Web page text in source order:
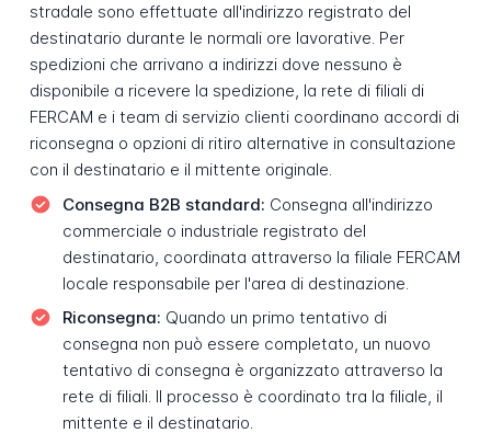
stradale sono effettuate all'indirizzo registrato del
destinatario durante le normali ore lavorative. Per
spedizioni che arrivano a indirizzi dove nessuno è
disponibile a ricevere la spedizione, la rete di filiali di
FERCAM e i team di servizio clienti coordinano accordi di
riconsegna o opzioni di ritiro alternative in consultazione
con il destinatario e il mittente originale.
Consegna B2B standard: Consegna all'indirizzo
commerciale o industriale registrato del
destinatario, coordinata attraverso la filiale FERCAM
locale responsabile per l'area di destinazione.
Riconsegna: Quando un primo tentativo di
consegna non può essere completato, un nuovo
tentativo di consegna è organizzato attraverso la
rete di filiali. Il processo è coordinato tra la filiale, il
mittente e il destinatario.